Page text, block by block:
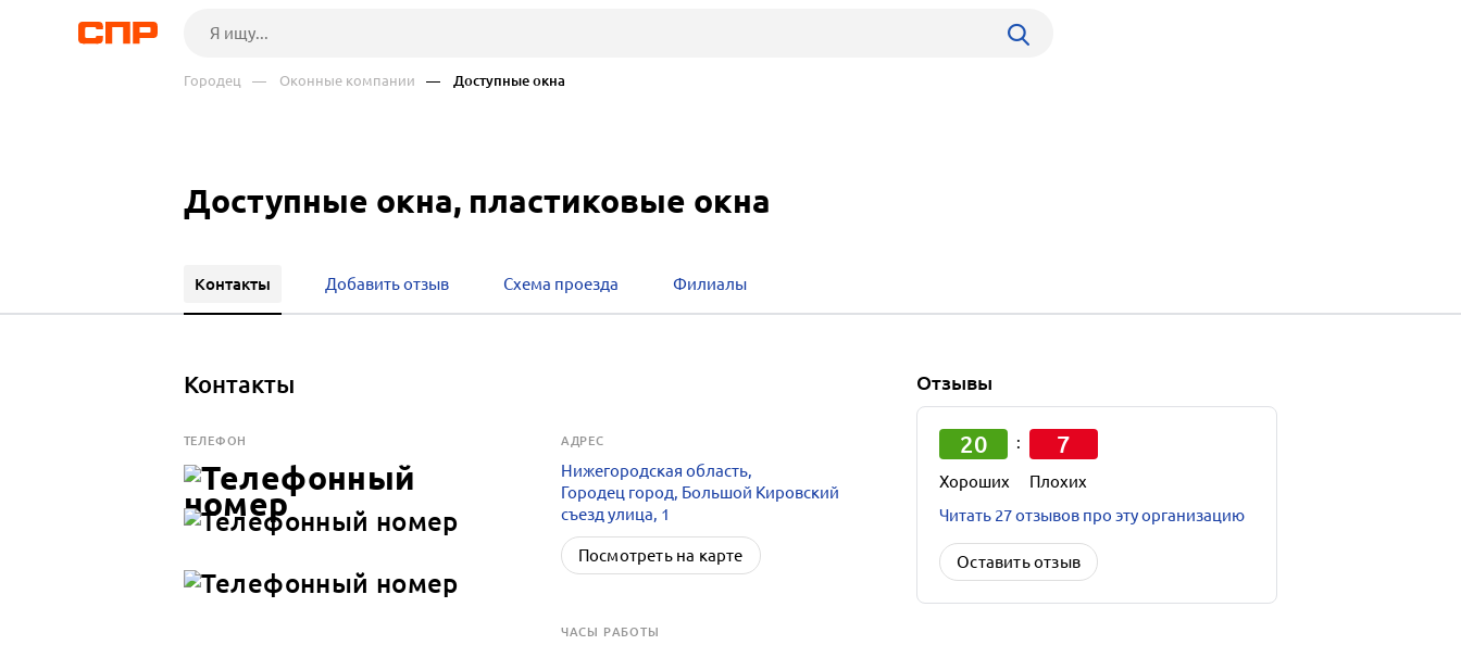
Городец — Оконные компании — Доступные окна
Доступные окна, пластиковые окна
Контакты Добавить отзыв Схема проезда Филиалы
Контакты
ТЕЛЕФОН АДРЕС
Нижегородская область,
Городец город, Большой Кировский
съезд улица, 1
Посмотреть на карте
ЧАСЫ РАБОТЫ
Отзывы
20
Хороших
: 7
Плохих
Читать 27 отзывов про эту организацию
Оставить отзыв